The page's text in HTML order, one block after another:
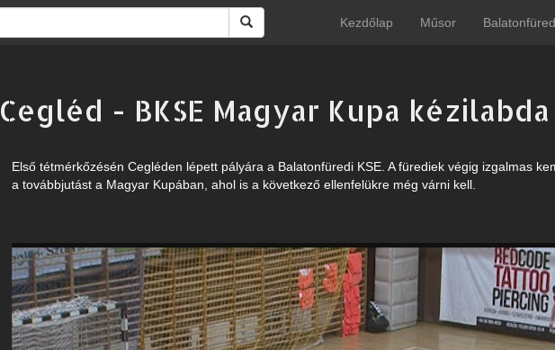
Kezdőlap Műsor
Cegléd - BKSE Magyar Kupa
Első tétmérkőzésén Cegléden lépett pályára a Balatonfüredi KSE. A fürediek végig izgalmas
a továbbjutást a Magyar Kupában, ahol is a következő ellenfelükre még várni kell.